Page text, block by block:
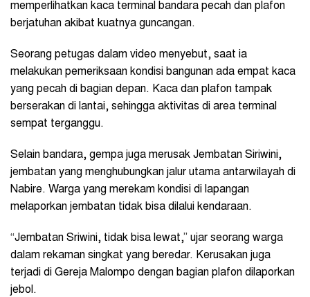
memperlihatkan kaca terminal bandara pecah dan plafon
berjatuhan akibat kuatnya guncangan.
Seorang petugas dalam video menyebut, saat ia
melakukan pemeriksaan kondisi bangunan ada empat kaca
yang pecah di bagian depan. Kaca dan plafon tampak
berserakan di lantai, sehingga aktivitas di area terminal
sempat terganggu.
Selain bandara, gempa juga merusak Jembatan Siriwini,
jembatan yang menghubungkan jalur utama antarwilayah di
Nabire. Warga yang merekam kondisi di lapangan
melaporkan jembatan tidak bisa dilalui kendaraan.
“Jembatan Sriwini, tidak bisa lewat,” ujar seorang warga
dalam rekaman singkat yang beredar. Kerusakan juga
terjadi di Gereja Malompo dengan bagian plafon dilaporkan
jebol.